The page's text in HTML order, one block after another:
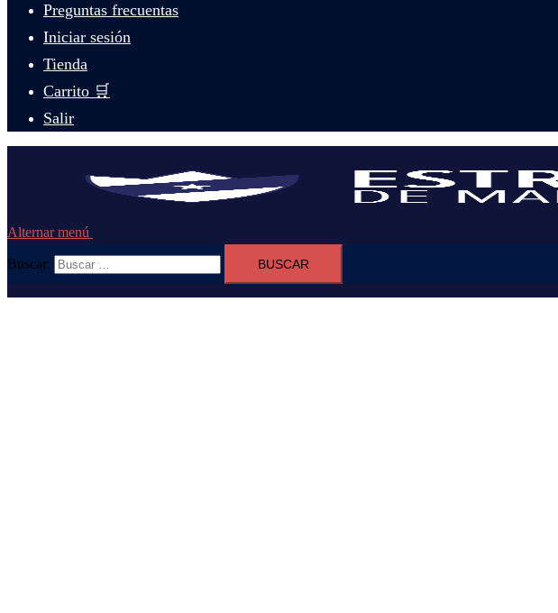
Preguntas frecuentas
Iniciar sesión
Tienda
Carrito 🛒
Salir
Alternar menú
Buscar: